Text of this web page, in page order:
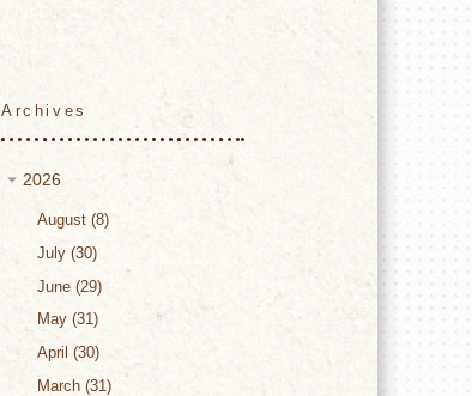
Archives
2026
August 8
July 30
June 29
May 31
April
30
March 31